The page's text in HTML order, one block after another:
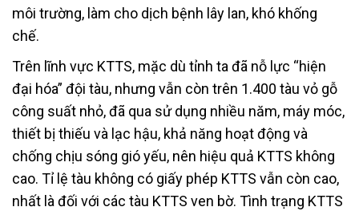
môi trường, làm cho dịch bệnh lây lan, khó khống
chế.
Trên lĩnh vực KTTS, mặc dù tỉnh ta đã nỗ lực “hiện
đại hóa” đội tàu, nhưng vẫn còn trên 1.400 tàu vỏ gỗ
công suất nhỏ, đã qua sử dụng nhiều năm, máy móc,
thiết bị thiếu và lạc hậu, khả năng hoạt động và
chống chịu sóng gió yếu, nên hiệu quả KTTS không
cao. Tỉ lệ tàu không có giấy phép KTTS vẫn còn cao,
nhất là đối với các tàu KTTS ven bờ. Tình trạng KTTS